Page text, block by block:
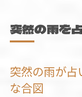
突然の雨を
突然の雨が
な合図